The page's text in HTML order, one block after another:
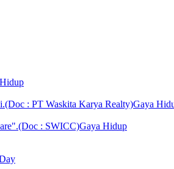
Gaya
Gaya Hidup